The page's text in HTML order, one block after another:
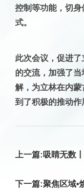
控制等功能，切
式。
此次会议，促进
的交流，加强了
解，为立林在内
到了积极的推动作